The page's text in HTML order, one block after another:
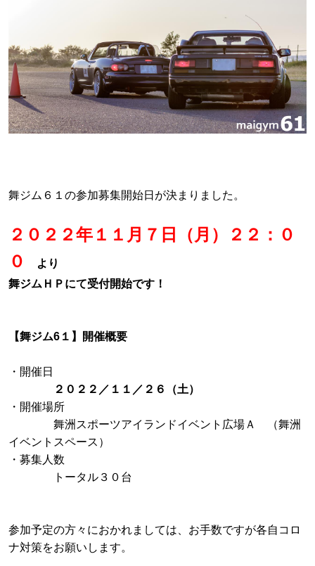
舞ジム６１の参加募集開始日が決まりました。
２０２２年１１月７日（月）２２：０
０
より
舞ジムＨＰにて受付開始です！
【舞ジム6１】開催概要
・開催日
２０２２／１１／２６（土）
・開催場所
舞洲スポーツアイランドイベント広場Ａ （舞洲
イベントスペース）
・募集人数
トータル３０台
参加予定の方々におかれましては、お手数ですが各自コロ
ナ対策をお願いします。